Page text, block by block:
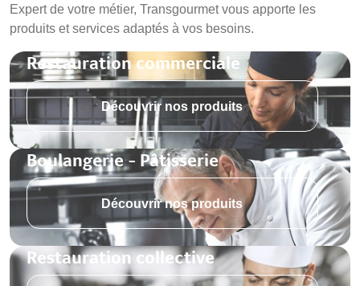
Expert de votre métier, Transgourmet vous apporte les
produits et services adaptés à vos besoins.
Restauration commerciale
Découvrir nos produits
Boulangerie - Pâtisserie
Découvrir nos produits
Restauration collective